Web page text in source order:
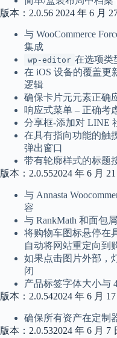
版本：2.0.56 2024 年 6 月
与 WooCommerce
集成
wp-editor 在选项类
在 iOS 设备的覆盖更
逻辑
确保卡片元元素正确
响应式菜单 – 正确考
分享框-添加对 LINE
在具有指向功能的触
弹出窗口
带有轮廓样式的标题
版本：2.0.552024 年 6 月
与 Annasta
容
与 RankMath 和面包
将购物车图标悬停在
自动将网站重定向到
如果点击图片外部，
闭
产品标签字体大小与
版本：2.0.542024 年 6 月
确保所有资产在定制
版本：2.0.532024 年 6 月 7